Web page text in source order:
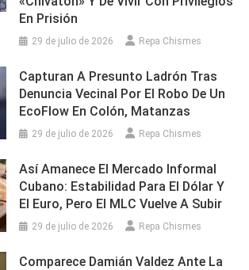
En Prisión
29 de julio de 2026 Repa Chismes
Capturan A Presunto Ladrón Tras
Denuncia Vecinal Por El Robo De Un
EcoFlow En Colón, Matanzas
29 de julio de 2026 Repa Chismes
Así Amanece El Mercado Informal
Cubano: Estabilidad Para El Dólar Y
El Euro, Pero El MLC Vuelve A Subir
29 de julio de 2026 Repa Chismes
Comparece Damián Valdez Ante La